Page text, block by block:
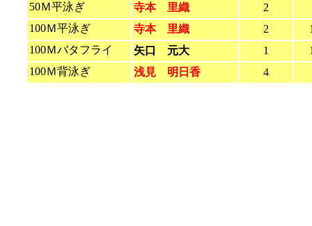
50Ｍ平泳ぎ
寺本 里織
2
100Ｍ平泳ぎ
寺本 里織 2
100Ｍバタフライ
矢口 元大 1
100Ｍ背泳ぎ
浅見 明日香 4